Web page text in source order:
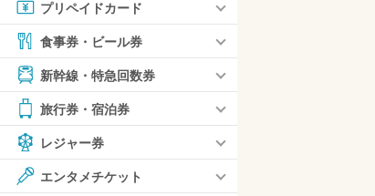
プリペイドカード
食事券・ビール券
新幹線・特急回数券
旅行券・宿泊券
レジャー券
エンタメチケット